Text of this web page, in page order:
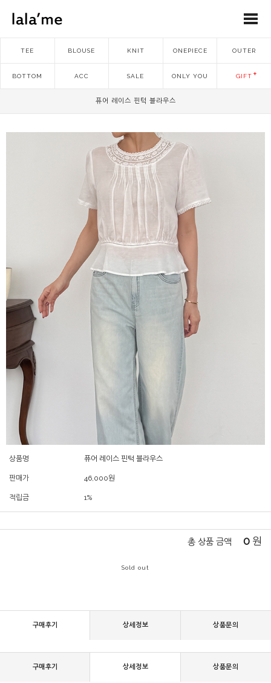
TEE BLOUSE KNIT ONEPIECE OUTER
BOTTOM ACC SALE ONLY YOU GIFT
퓨어 레이스 핀턱 블라우스
상품명 퓨어 레이스 핀턱 블라우스
판매가 46,000원
적립금 1%
총 상품 금액 0 원
Sold out
구매후기 상세정보 상품문의
구매후기 상세정보 상품문의